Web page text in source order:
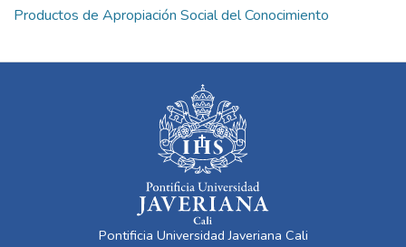
Productos de Apropiación Social del Conocimiento
Pontificia Universidad Javeriana Cali